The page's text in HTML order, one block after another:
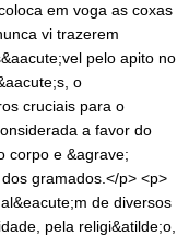
em voga as coxas
vi trazerem
pelo apito no
o
cruciais para o
a favor do
corpo e &agrave;
gramados.</p> <p>
de diversos
pela religi&atilde;o,